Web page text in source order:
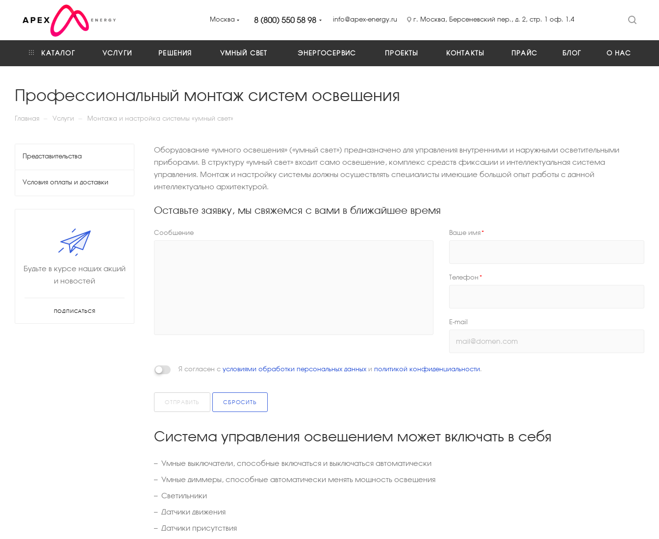
Москва 8 (800) 550 58 98 info@apex-energy.ru г. Москва, Берсеневский пер., д. 2, стр. 1 оф. 1.4
КАТАЛОГ УСЛУГИ РЕШЕНИЯ УМНЫЙ СВЕТ ЭНЕРГОСЕРВИС ПРОЕКТЫ КОНТАКТЫ ПРАЙС БЛОГ О НАС
Профессиональный монтаж систем освещения
Главная — Услуги — Монтажа и настройка системы «умный свет»
Оборудование «умного освещения» («умный свет») предназначено для управления внутренними и наружными осветительными
приборами. В структуру «умный свет» входит само освещение, комплекс средств фиксации и интеллектуальная система
управления. Монтаж и настройку системы должны осуществлять специалисты имеющие большой опыт работы с данной
интеллектуально архитектурой.
Оставьте заявку, мы свяжемся с вами в ближайшее время
Сообщение Ваше имя*
Телефон *
E-mail
Я согласен с условиями обработки персональных данных и политикой конфиденциальности.
ОТПРАВИТЬ СБРОСИТЬ
Система управления освещением может включать в себя
Умные выключатели, способные включаться и выключаться автоматически
Умные диммеры, способные автоматически менять мощность освещения
Светильники
Датчики движения
Датчики присутствия
Представительства
Условия оплаты и доставки
Будьте в курсе наших акций
и новостей
ПОДПИСАТЬСЯ